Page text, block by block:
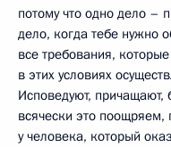
потому что одно дело –
дело, когда тебе нужно
все требования,
в этих условиях
Исповедуют,
всячески это поощряем,
у человека, который